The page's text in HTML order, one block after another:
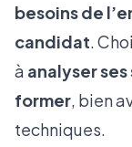
besoins de
candidat.
à analyser
former, bien
techniques.